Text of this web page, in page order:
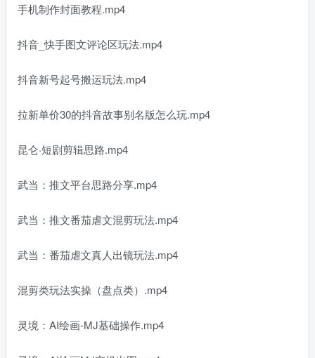
手机制作封面教程.mp4
抖音_快手图文评论区玩法.mp4
抖音新号起号搬运玩法.mp4
拉新单价30的抖音故事别名版怎么玩.mp4
昆仑·短剧剪辑思路.mp4
武当：推文平台思路分享.mp4
武当：推文番茄虐文混剪玩法.mp4
武当：番茄虐文真人出镜玩法.mp4
混剪类玩法实操（盘点类）.mp4
灵境：AI绘画-MJ基础操作.mp4